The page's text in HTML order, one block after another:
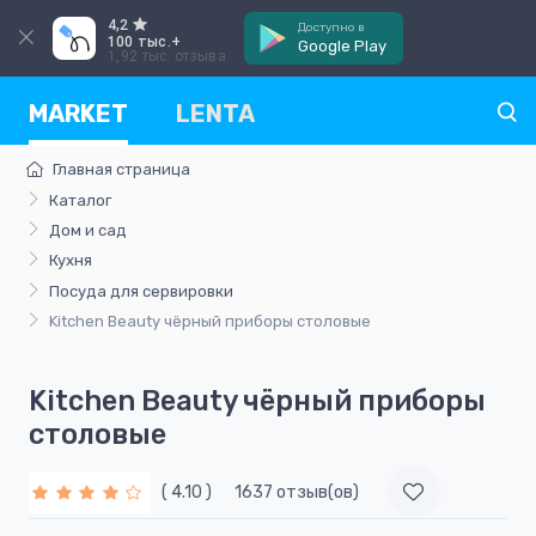
4,2
100 тыс.+
1,92 тыс. отзыва
Доступно в
Google Play
MARKET LENTA
Главная страница
Каталог
Дом и сад
Кухня
Посуда для сервировки
Kitchen Beauty чёрный приборы столовые
Kitchen Beauty чёрный приборы
столовые
( 4.10 ) 1637 отзыв(ов)